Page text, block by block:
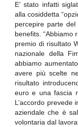
E’ stato infatti
alla cosiddetta
percepire parte
benefits. “Abbiamo
premio di risultato
nazionale della
abbiamo
avere più scelte
risultato
euro e una fascia
L’accordo prevede
aziendale che è
volontaria dal